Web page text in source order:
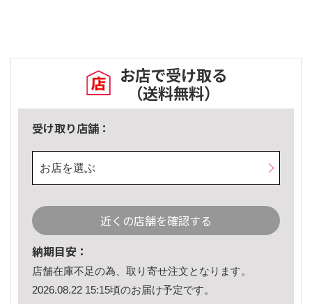
お店で受け取る
（送料無料）
受け取り店舗：
お店を選ぶ
近くの店舗を確認する
納期目安：
店舗在庫不足の為、取り寄せ注文となります。
2026.08.22 15:15頃のお届け予定です。